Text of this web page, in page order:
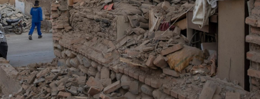
Thịt Trâu Gác Bếp Tây Bắc – Cách
Thưởng Thức Đúng Điệu…
Sai